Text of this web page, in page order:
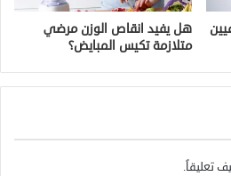
هل يفيد انقاص الوزن مرضي
متلازمة تكيس المبايض؟
تعليقاً.